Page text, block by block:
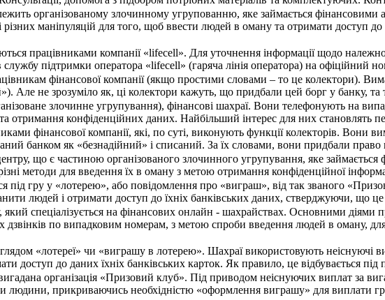
організованому злочинному угрупованню, яке займається фінансовими
різних маніпуляцій для того, щоб ввести людей в оману та отримати доступ
працівниками компанії «lifecell». Для уточнення інформації щодо
службу підтримки оператора «lifecell» (гаряча лінія оператора) на офіційний
фінансової компанії (якщо простими словами – то це колектори).
Але не зрозуміло як, ці колектори кажуть, що придбали цей борг у банку,
злочинне угрупування), фінансові шахраї. Вони телефонують на
отримання конфіденційних даних. Найбільший інтерес для них становлять
фінансової компанії, які, по суті, виконують функції колекторів. Вони
банком як «безнадійний» і списаний. За їх словами, вони придбали
що є частиною організованого злочинного угрупування, яке
методи для введення їх в оману з метою отримання конфіденційної
під гру у «лотерею», або повідомлення про «виграш», від так званого
людей і отримати доступ до їхніх банківських даних, стверджуючи, що
спеціалізується на фінансових онлайн - шахрайствах. Основними діями
дзвінків по випадковим номерам, з метою спроби введення людей в оману,
«лотереї» чи «виграшу в лотерею». Шахраї використовують неіснуючі
доступ до даних їхніх банківських карток. Як правило, це відбувається
організація «Призовий клуб». Під приводом неіснуючих виплат за
людини, прикриваючись необхідністю «оформлення виграшу» для виплати